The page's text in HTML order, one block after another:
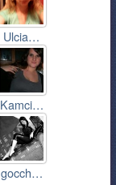
Ulcia…
Kamci…
gocch…